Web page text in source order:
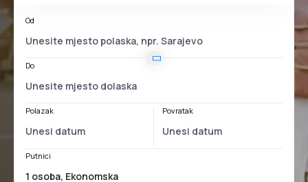
Od
Do
Polazak Povratak
Putnici